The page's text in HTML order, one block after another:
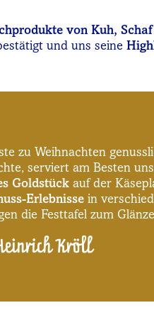
von Kuh,
und uns seine
zu Weihnachten
serviert am Besten
Goldstück auf der
Erlebnissein
die Festtafel zum
Kröll